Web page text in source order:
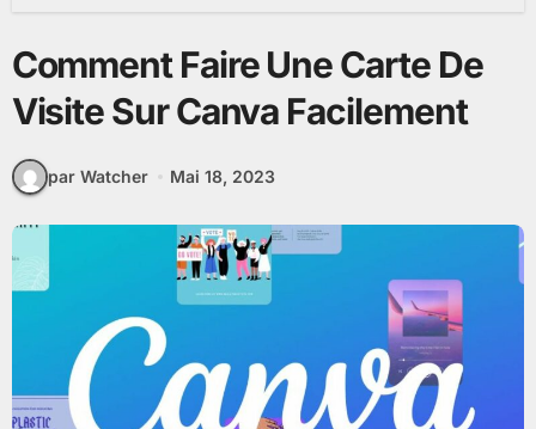
Comment Faire Une Carte De
Visite Sur Canva Facilement
par Watcher Mai 18, 2023